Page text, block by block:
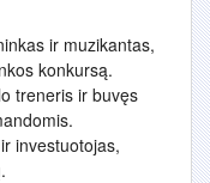
ir muzikantas,
konkursą.
treneris ir buvęs
investuotojas,